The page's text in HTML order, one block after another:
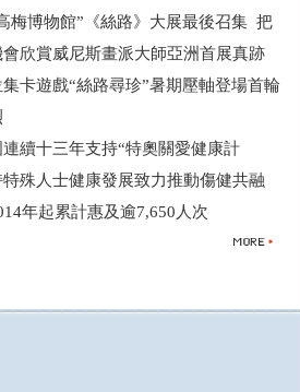
梅博物館”《絲路》大展最後召集 把
欣賞威尼斯畫派大師亞洲首展真跡
卡遊戲“絲路尋珍”暑期壓軸登場首輪
續十三年支持“特奧關愛健康計
殊人士健康發展致力推動傷健共融
年起累計惠及逾7,650人次